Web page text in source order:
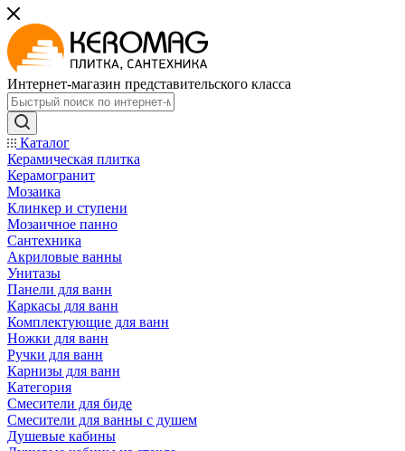
Интернет-магазин представительского класса
Каталог
Керамическая плитка
Керамогранит
Мозаика
Клинкер и ступени
Мозаичное панно
Сантехника
Акриловые ванны
Унитазы
Панели для ванн
Каркасы для ванн
Комплектующие для ванн
Ножки для ванн
Ручки для ванн
Карнизы для ванн
Категория
Смесители для биде
Смесители для ванны с душем
Душевые кабины